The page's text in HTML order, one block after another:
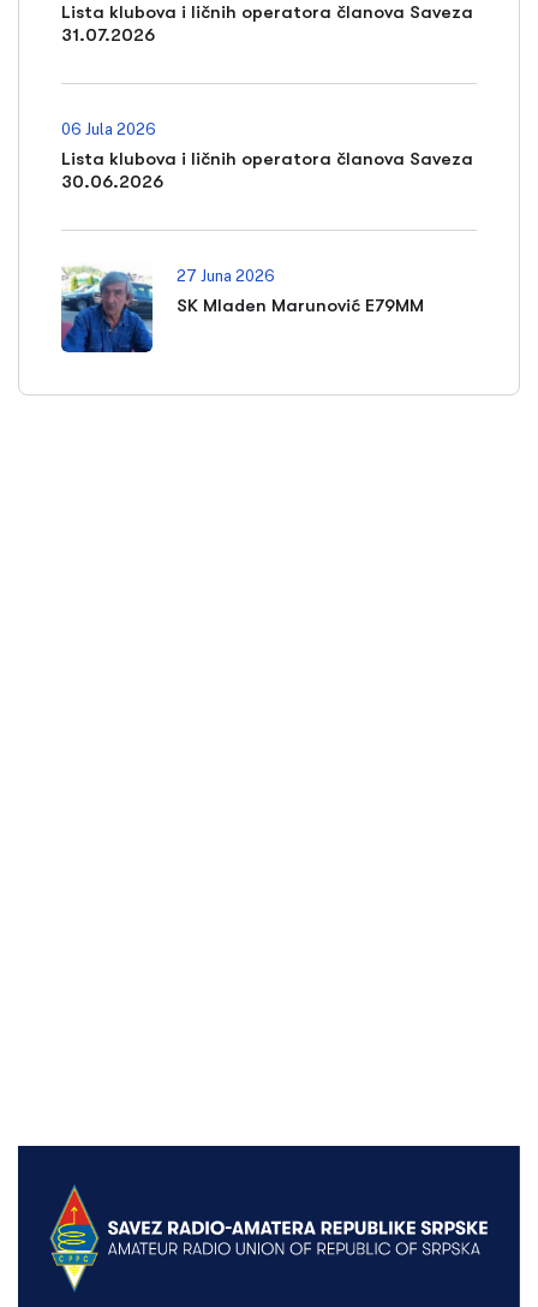
Lista klubova i ličnih operatora članova Saveza
31.07.2026
06 Jula 2026
Lista klubova i ličnih operatora članova Saveza
30.06.2026
27 Juna 2026
SK Mladen Marunović E79MM